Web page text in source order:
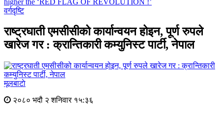
वर्गदृष्टि
राष्ट्रघाती एमसीसीको कार्यान्वयन होइन, पूर्ण रुपले
खारेज गर : क्रान्तिकारी कम्युनिस्ट पार्टी, नेपाल
मूलबाटाे
२०८० भदौ २ शनिवार १५:३६